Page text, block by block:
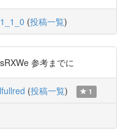
(投稿一覧)
参考までに
(投稿一覧) 1